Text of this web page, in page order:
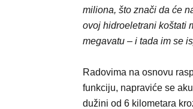
miliona, što znači da će
ovoj hidroeletrani koštati
megavatu – i tada im se
Radovima na osnovu
funkciju, napraviće se
dužini od 6 kilometara